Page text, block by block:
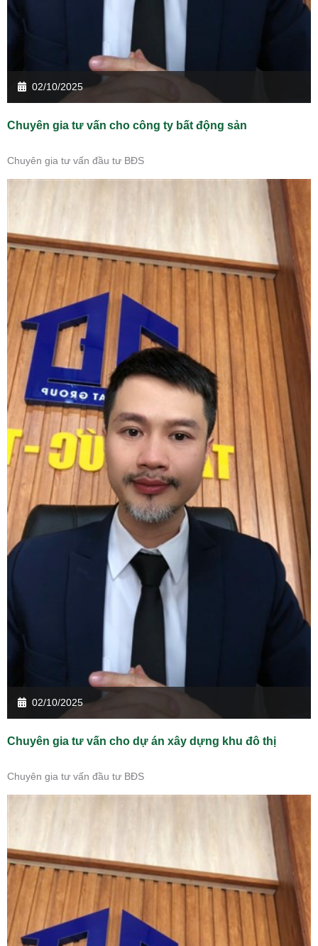
02/10/2025
Chuyên gia tư vấn cho công ty bất động sản
Chuyên gia tư vấn đầu tư BĐS
02/10/2025
Chuyên gia tư vấn cho dự án xây dựng khu đô thị
Chuyên gia tư vấn đầu tư BĐS